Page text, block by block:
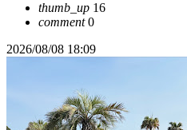
thumb_up 16
comment0
2026/08/08 18:09